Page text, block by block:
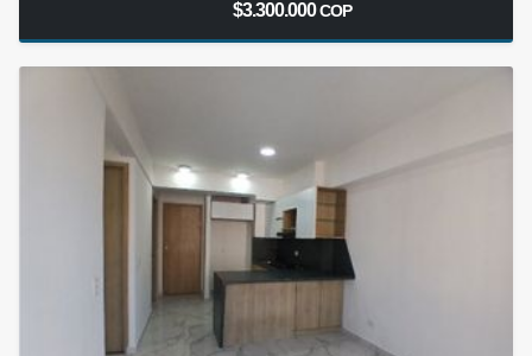
$3.300.000COP